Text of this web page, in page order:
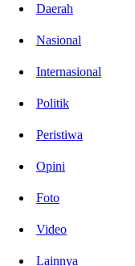
Daerah
Nasional
Internasional
Politik
Peristiwa
Opini
Foto
Video
Lainnya